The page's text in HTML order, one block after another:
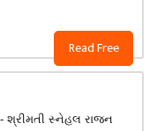
Read Free
શ્રીમતી સ્નેહલ રાજન